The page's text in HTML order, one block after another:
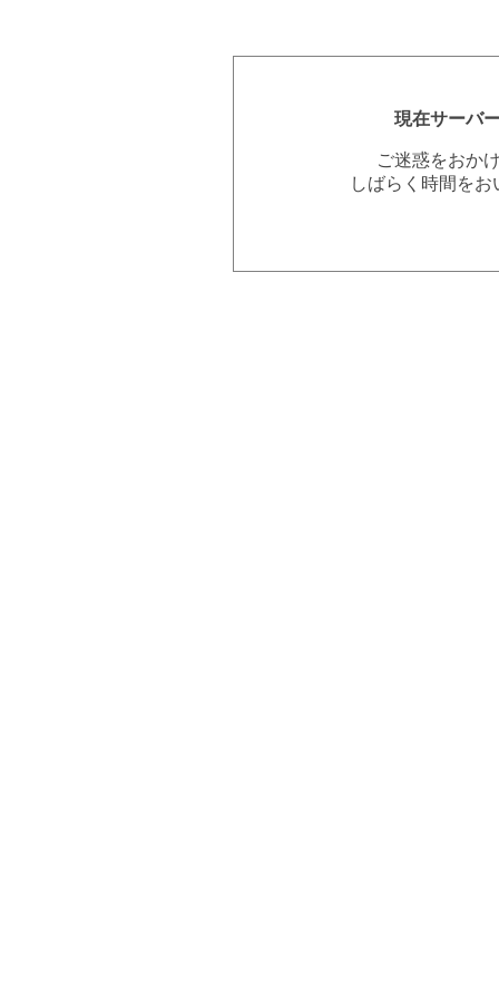
現在サーバ
ご迷惑をおか
しばらく時間を